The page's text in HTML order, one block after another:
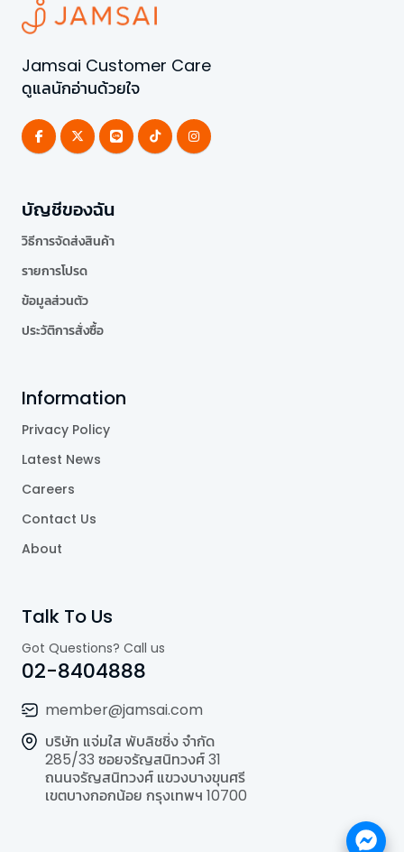
Jamsai Customer Care
ดูแลนักอ่านด้วยใจ
บัญชีของฉัน
วิธีการจัดส่งสินค้า
รายการโปรด
ข้อมูลส่วนตัว
ประวัติการสั่งซื้อ
Information
Privacy Policy
Latest News
Careers
Contact Us
About
Talk To Us
Got Questions? Call us
02-8404888
member@jamsai.com
บริษัท แจ่มใส พับลิชชิ่ง จำกัด
285/33 ซอยจรัญสนิทวงศ์ 31
ถนนจรัญสนิทวงศ์ แขวงบางขุนศรี
เขตบางกอกน้อย กรุงเทพฯ 10700